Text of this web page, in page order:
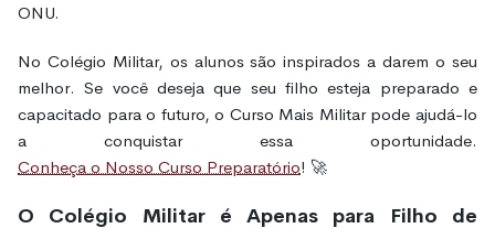
ONU.
No Colégio Militar, os alunos são inspirados a darem o seu
melhor. Se você deseja que seu filho esteja preparado e
capacitado para o futuro, o Curso Mais Militar pode ajudá-lo
a conquistar essa oportunidade.
Conheça o Nosso Curso Preparatório! 🚀
O Colégio Militar é Apenas para Filho de